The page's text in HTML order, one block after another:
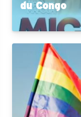
du Congo